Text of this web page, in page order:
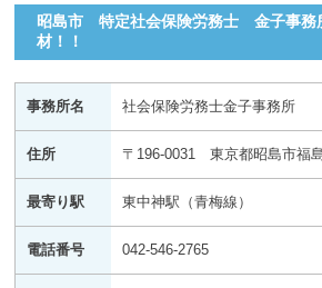
昭島市 特定社会保険労務士 金子事務
材！！
事務所名 社会保険労務士金子事務所
住所 〒196-0031 東京都昭島市福
最寄り駅 東中神駅（青梅線）
電話番号 042-546-2765